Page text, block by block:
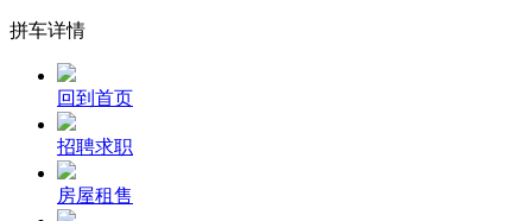
拼车详情
回到首页
招聘求职
房屋租售